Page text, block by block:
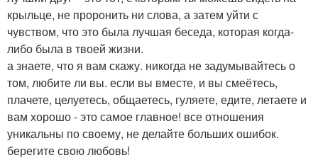
крыльце, не проронить ни слова, а затем уйти с
чувством, что это была лучшая беседа, которая когда-
либо была в твоей жизни.
а знаете, что я вам скажу. никогда не задумывайтесь о
том, любите ли вы. если вы вместе, и вы смеётесь,
плачете, целуетесь, общаетесь, гуляете, едите, летаете и
вам хорошо - это самое главное! все отношения
уникальны по своему, не делайте больших ошибок.
берегите свою любовь!